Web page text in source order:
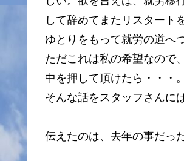
して辞めてまたリスタート
ゆとりをもって就労の道へ
ただこれは私の希望なので
中を押して頂けたら・・・。
そんな話をスタッフさんに
伝えたのは、去年の事だっ